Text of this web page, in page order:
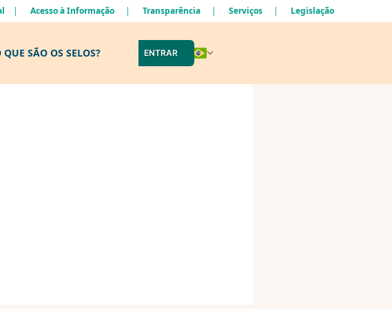
Acesso à Informação Transparência Serviços
Legislação
QUE SÃO OS SELOS? ENTRAR